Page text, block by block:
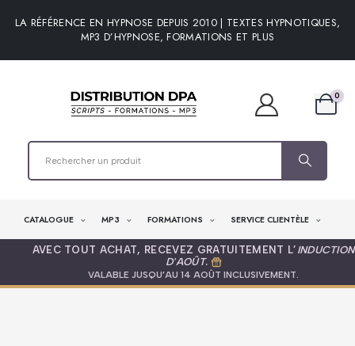
LA RÉFÉRENCE EN HYPNOSE DEPUIS 2010 | TEXTES HYPNOTIQUES,
MP3 D’HYPNOSE, FORMATIONS ET PLUS
0
CATALOGUE MP3 FORMATIONS SERVICE CLIENTÈLE
AVEC TOUT ACHAT, RECEVEZ GRATUITEMENT L’ INDUCTION
D'AOÛT.
VALABLE JUSQU’AU 14 AOÛT INCLUSIVEMENT.